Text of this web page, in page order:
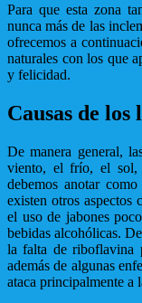
Para que esta zona
nunca más de las
ofrecemos a
naturales con los que
y felicidad.
Causas de los
De manera general,
viento, el frío, el sol,
debemos anotar
existen otros aspectos
el uso de jabones
bebidas alcohólicas.
la falta de riboflavina
además de algunas
ataca principalmente a